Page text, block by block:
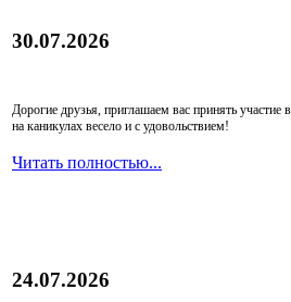
30.07.2026
Дорогие друзья, приглашаем вас принять
на каникулах весело и с удовольствием!
Читать полностью...
24.07.2026